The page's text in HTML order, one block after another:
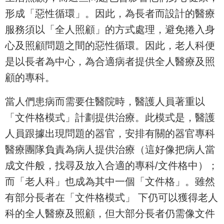
形成「惡性循環」。因此，為長者而設計的醫療
服務須以「全人照顧」的方式處理，避免捲入身
心及照顧問題之間的惡性循環。因此，老人科便
是以長者為中心，為合適病者提供全人醫療及照
顧的專科。
當人們患病而需要住醫院時，醫護人員著重以
「文件格模式」計劃提供治療。此模式是，醫護
人員跟據出現問題的器官，安排有關的器官專科
醫療團隊負責為病人提供治療（這好像把病人當
成文件般，找尋及放入合適的專科/文件格中）；
而「老人科」也成為其中一個「文件格」。雖然
有部分長者在「文件格模式」 下仍可以獲得老人
科的全人醫療及照顧，但大部分長者仍需像文件